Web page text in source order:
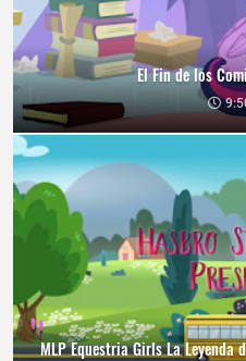
El Fin de los
MLP Equestria Girls La Leyenda